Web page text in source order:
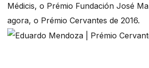
Médicis, o Prémio Fundación José
agora, o Prémio Cervantes de 2016.